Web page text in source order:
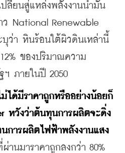
ปลี่ยนสู่แหล่งพลังงานน้ำมัน
National Renewable
บุว่า หินร้อนใต้ผิวดินเหล่านี้
ของปริมาณความ
ฯ ภายในปี 2050
ได้มีราคาถูกหรืออย่างน้อยก็
หวังว่าต้นทุนการผลิตจะดิ่ง
นการผลิตไฟฟ้าพลังงานแสง
านมาราคาถูกลงกว่า 80%